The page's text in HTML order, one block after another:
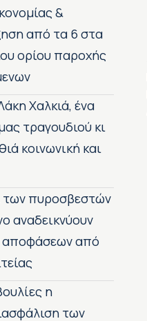
&
από τα 6 στα
ορίου παροχής
Χαλκιά, ένα
τραγουδιού κι
κοινωνική και
των πυροσβεστών
αναδεικνύουν
αποφάσεων από
η
των